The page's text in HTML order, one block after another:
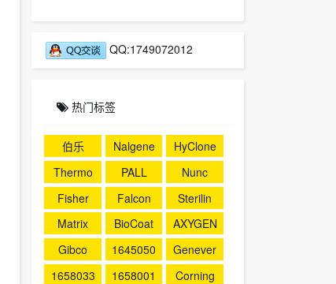
QQ:1749072012
热门标签
伯乐 Nalgene
HyClone
Thermo
PALL
Nunc
Fisher
Falcon
Sterilin
Matrix
BioCoat
AXYGEN
Gibco
1645050
Genever
1658033
1658001
Corning